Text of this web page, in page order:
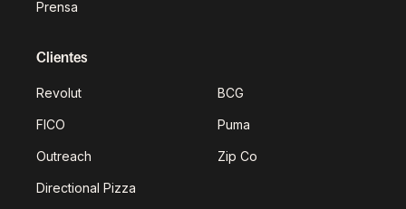
Prensa
Clientes
Revolut BCG
FICO Puma
Outreach Zip Co
Directional Pizza